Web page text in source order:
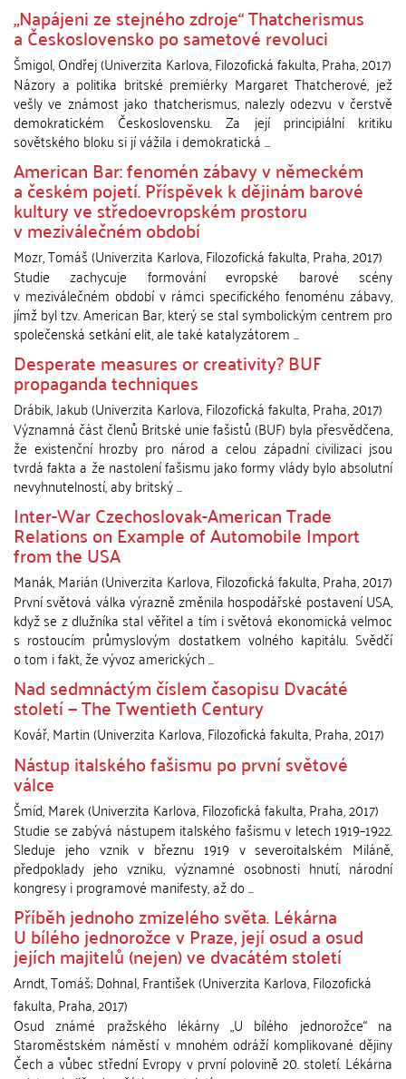
„Napájeni ze stejného zdroje“ Thatcherismus
a Československo po sametové revoluci
Šmigol, Ondřej(Univerzita Karlova, Filozofická fakulta,Praha,2017)
Názory a politika britské premiérky Margaret Thatcherové, jež
vešly ve známost jako thatcherismus, nalezly odezvu v čerstvě
demokratickém Československu. Za její principiální kritiku
sovětského bloku si jí vážila i demokratická ...
American Bar: fenomén zábavy v německém
a českém pojetí. Příspěvek k dějinám barové
kultury ve středoevropském prostoru
v meziválečném období
Mozr, Tomáš(Univerzita Karlova, Filozofická fakulta,Praha,2017)
Studie zachycuje formování evropské barové scény
v meziválečném období v rámci specifického fenoménu zábavy,
jímž byl tzv. American Bar, který se stal symbolickým centrem pro
společenská setkání elit, ale také katalyzátorem ...
Desperate measures or creativity? BUF
propaganda techniques
Drábik, Jakub(Univerzita Karlova, Filozofická fakulta,Praha,2017)
Významná část členů Britské unie fašistů (BUF) byla přesvědčena,
že existenční hrozby pro národ a celou západní civilizaci jsou
tvrdá fakta a že nastolení fašismu jako formy vlády bylo absolutní
nevyhnutelností, aby britský ...
Inter-War Czechoslovak-American Trade
Relations on Example of Automobile Import
from the USA
Manák, Marián(Univerzita Karlova, Filozofická fakulta,Praha,2017)
První světová válka výrazně změnila hospodářské postavení USA,
když se z dlužníka stal věřitel a tím i světová ekonomická velmoc
s rostoucím průmyslovým dostatkem volného kapitálu. Svědčí
o tom i fakt, že vývoz amerických ...
Nad sedmnáctým číslem časopisu Dvacáté
století — The Twentieth Century
Kovář, Martin(Univerzita Karlova, Filozofická fakulta,Praha,2017)
Nástup italského fašismu po první světové
válce
Šmíd, Marek(Univerzita Karlova, Filozofická fakulta,Praha,2017)
Studie se zabývá nástupem italského fašismu v letech 1919–1922.
Sleduje jeho vznik v březnu 1919 v severoitalském Miláně,
předpoklady jeho vzniku, významné osobnosti hnutí, národní
kongresy i programové manifesty, až do ...
Příběh jednoho zmizelého světa. Lékárna
U bílého jednorožce v Praze, její osud a osud
jejích majitelů (nejen) ve dvacátém století
Arndt, Tomáš;Dohnal, František(Univerzita Karlova, Filozofická
fakulta,Praha,2017)
Osud známé pražského lékárny „U bílého jednorožce“ na
Staroměstském náměstí v mnohém odráží komplikované dějiny
Čech a vůbec střední Evropy v první polovině 20. století. Lékárna